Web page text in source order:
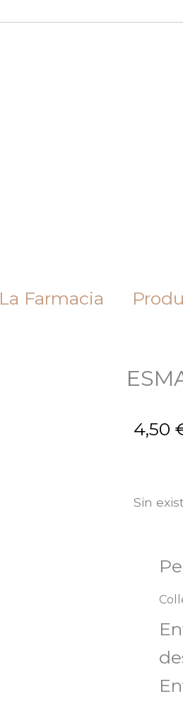
La Farmacia
4,50
Sin